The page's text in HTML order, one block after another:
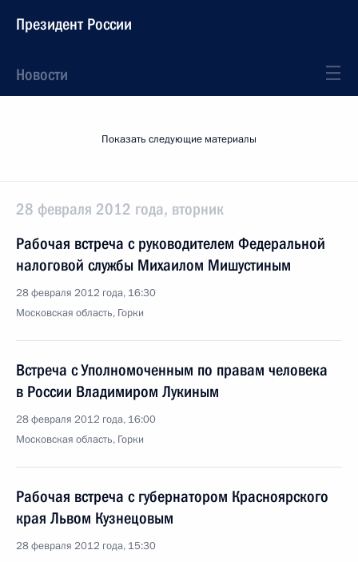
Президент России
Новости
Показать следующие материалы
28 февраля 2012 года, вторник
Рабочая встреча с руководителем Федеральной
налоговой службы Михаилом Мишустиным
28 февраля 2012 года, 16:30
Московская область, Горки
Встреча с Уполномоченным по правам человека
в России Владимиром Лукиным
28 февраля 2012 года, 16:00
Московская область, Горки
Рабочая встреча с губернатором Красноярского
края Львом Кузнецовым
28 февраля 2012 года, 15:30